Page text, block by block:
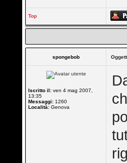
Top
spongebob
Iscritto il: ven 4 mag 2007,
13:35
Messaggi: 1260
Località: Genova